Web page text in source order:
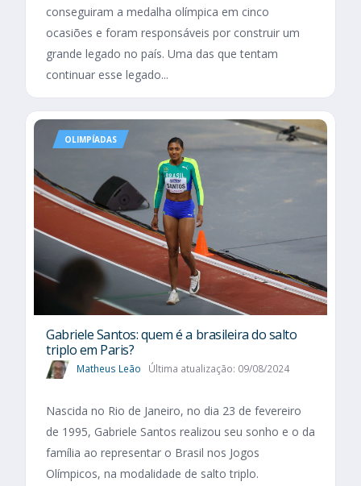
conseguiram a medalha olímpica em cinco
ocasiões e foram responsáveis por construir um
grande legado no país. Uma das que tentam
continuar esse legado...
OLIMPÍADAS
Gabriele Santos: quem é a brasileira do salto
triplo em Paris?
Matheus Leão Última atualização: 09/08/2024
Nascida no Rio de Janeiro, no dia 23 de fevereiro
de 1995, Gabriele Santos realizou seu sonho e o da
família ao representar o Brasil nos Jogos
Olímpicos, na modalidade de salto triplo.